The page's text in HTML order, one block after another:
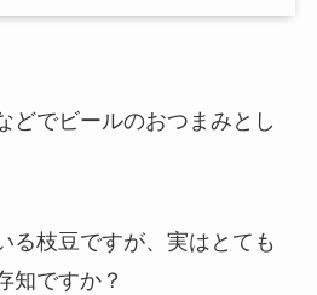
どでビールのおつまみとし
る枝豆ですが、実はとても
知ですか？